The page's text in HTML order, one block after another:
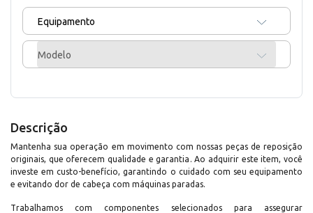
Equipamento
Modelo
Descrição
Mantenha sua operação em movimento com nossas peças de reposição
originais, que oferecem qualidade e garantia. Ao adquirir este item, você
investe em custo-benefício, garantindo o cuidado com seu equipamento
e evitando dor de cabeça com máquinas paradas.
Trabalhamos com componentes selecionados para assegurar